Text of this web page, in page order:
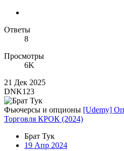
Ответы
8
Просмотры
6K
21 Дек 2025
DNK123
Фьючерсы и опционы [Udemy]
Торговля КРОК (2024)
Брат Тук
19 Апр 2024